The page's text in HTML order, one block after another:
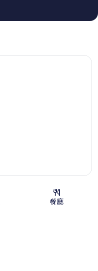
餐廳